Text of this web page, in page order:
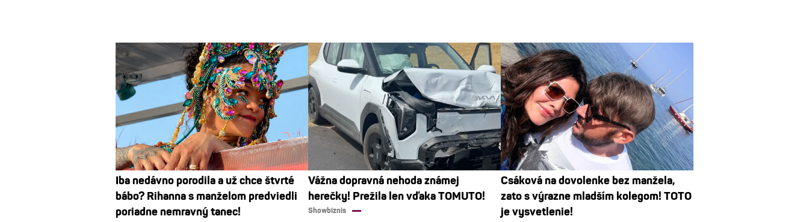
Iba nedávno porodila a už chce štvrté
bábo? Rihanna s manželom predviedli
poriadne nemravný tanec!
Vážna dopravná nehoda známej
herečky! Prežila len vďaka TOMUTO!
Showbiznis
Csáková na dovolenke bez manžela,
zato s výrazne mladším kolegom! TOTO
je vysvetlenie!